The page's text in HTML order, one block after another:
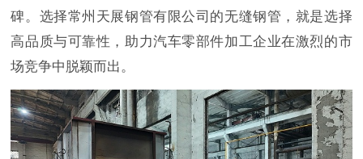
碑。选择常州天展钢管有限公司的无缝钢管，就是选择
高品质与可靠性，助力汽车零部件加工企业在激烈的市
场竞争中脱颖而出。